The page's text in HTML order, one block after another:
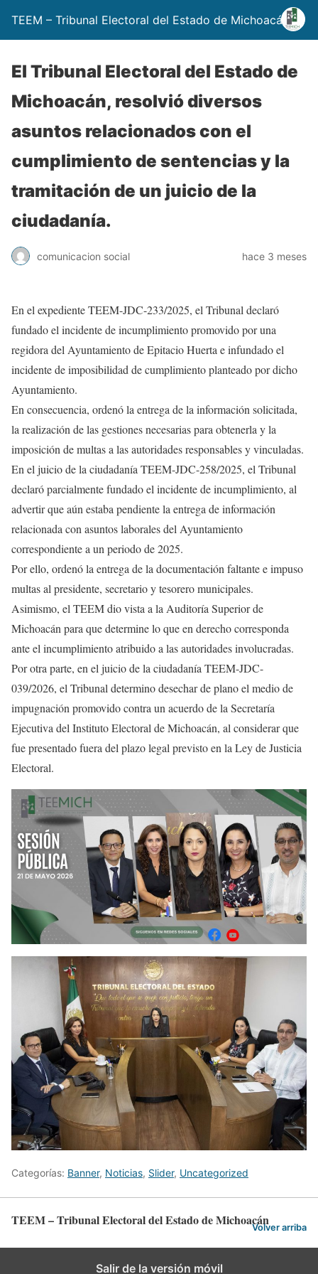
TEEM – Tribunal Electoral del Estado de Michoacán
El Tribunal Electoral del Estado de
Michoacán, resolvió diversos
asuntos relacionados con el
cumplimiento de sentencias y la
tramitación de un juicio de la
ciudadanía.
comunicacion social hace 3 meses
En el expediente TEEM-JDC-233/2025, el Tribunal declaró
fundado el incidente de incumplimiento promovido por una
regidora del Ayuntamiento de Epitacio Huerta e infundado el
incidente de imposibilidad de cumplimiento planteado por dicho
Ayuntamiento.
En consecuencia, ordenó la entrega de la información solicitada,
la realización de las gestiones necesarias para obtenerla y la
imposición de multas a las autoridades responsables y vinculadas.
En el juicio de la ciudadanía TEEM-JDC-258/2025, el Tribunal
declaró parcialmente fundado el incidente de incumplimiento, al
advertir que aún estaba pendiente la entrega de información
relacionada con asuntos laborales del Ayuntamiento
correspondiente a un periodo de 2025.
Por ello, ordenó la entrega de la documentación faltante e impuso
multas al presidente, secretario y tesorero municipales.
Asimismo, el TEEM dio vista a la Auditoría Superior de
Michoacán para que determine lo que en derecho corresponda
ante el incumplimiento atribuido a las autoridades involucradas.
Por otra parte, en el juicio de la ciudadanía TEEM-JDC-
039/2026, el Tribunal determino desechar de plano el medio de
impugnación promovido contra un acuerdo de la Secretaría
Ejecutiva del Instituto Electoral de Michoacán, al considerar que
fue presentado fuera del plazo legal previsto en la Ley de Justicia
Electoral.
Categorías: Banner, Noticias, Slider, Uncategorized
TEEM – Tribunal Electoral del Estado de MichoacánVolver arriba
Salir de la versión móvil